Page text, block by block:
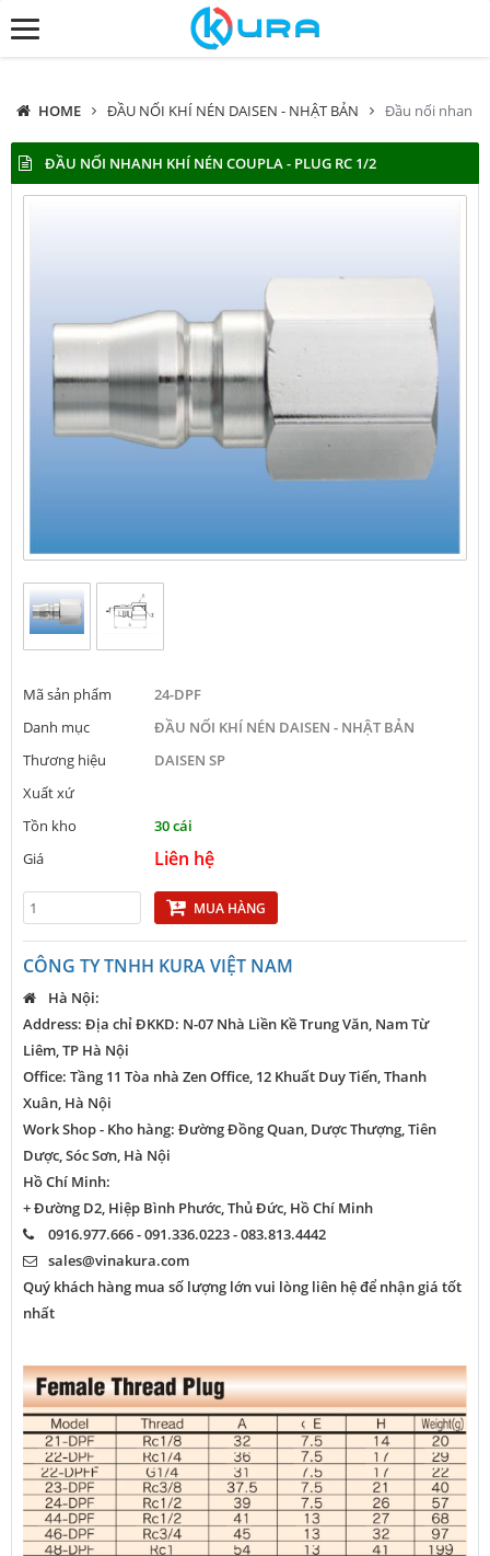
HOME ĐẦU NỐI KHÍ NÉN DAISEN - NHẬT BẢN Đầu nối nhanh
ĐẦU NỐI NHANH KHÍ NÉN COUPLA - PLUG RC 1/2
Mã sản phẩm
24-DPF
Danh mục
ĐẦU NỐI KHÍ NÉN DAISEN - NHẬT BẢN
Thương hiệu
DAISEN SP
Xuất xứ
Tồn kho
30 cái
Giá
Liên hệ
MUA HÀNG
CÔNG TY TNHH KURA VIỆT NAM
Hà Nội:
Address: Địa chỉ ĐKKD: N-07 Nhà Liền Kề Trung Văn, Nam Từ
Liêm, TP Hà Nội
Office: Tầng 11 Tòa nhà Zen Office, 12 Khuất Duy Tiến, Thanh
Xuân, Hà Nội
Work Shop - Kho hàng: Đường Đồng Quan, Dược Thượng, Tiên
Dược, Sóc Sơn, Hà Nội
Hồ Chí Minh:
+ Đường D2, Hiệp Bình Phước, Thủ Đức, Hồ Chí Minh
0916.977.666 - 091.336.0223 - 083.813.4442
sales@vinakura.com
Quý khách hàng mua số lượng lớn vui lòng liên hệ để nhận giá tốt
nhất